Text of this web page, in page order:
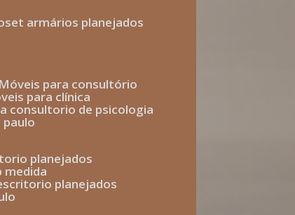
armários planejados
móveis para consultório
para clínica
consultorio de psicologia
paulo
planejados
medida
escritorio planejados